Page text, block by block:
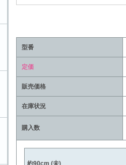
型番
定価
販売価格
在庫状況
購入数
約90cm (未)